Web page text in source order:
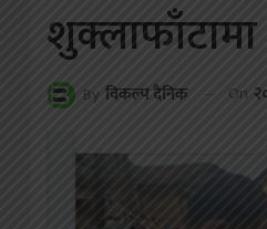
शुक्लाफाँटामा
By विकल्प दैनिक On